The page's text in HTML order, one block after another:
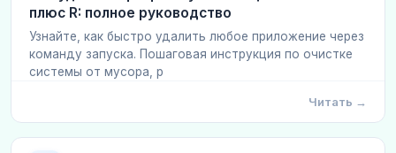
плюс R: полное руководство
Узнайте, как быстро удалить любое приложение через
команду запуска. Пошаговая инструкция по очистке
системы от мусора, р
Читать →